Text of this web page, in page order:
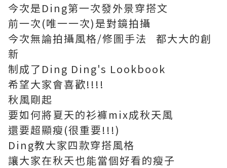
今次是Ding第一次發外景穿搭文
前一次(唯一一次)是對鏡拍攝
今次無論拍攝風格/修圖手法 都大大的創
新
制成了Ding Ding's Lookbook
希望大家會喜歡!!!!
秋風剛起
要如何將夏天的衫褲mix成秋天風
還要超顯瘦(很重要!!!)
Ding教大家四款穿搭風格
讓大家在秋天也能當個好看的瘦子